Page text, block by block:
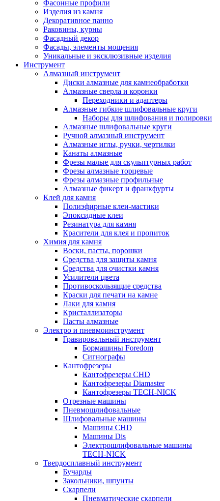
Фасонные профили
Изделия из камня
Декоративное панно
Раковины, курны
Фасадный декор
Фасады, элементы мощения
Уникальные и эксклюзивные изделия
Инструмент
Алмазный инструмент
Диски алмазные для камнеобработки
Алмазные сверла и коронки
Переходники и адаптеры
Алмазные гибкие шлифовальные круги
Наборы для шлифования и полировки
Алмазные шлифовальные круги
Ручной алмазный инструмент
Алмазные иглы, ручки, чертилки
Канаты алмазные
Фрезы малые для скульптурных работ
Фрезы алмазные торцевые
Фрезы алмазные профильные
Алмазные фикерт и франкфурты
Клей для камня
Полиэфирные клеи-мастики
Эпоксидные клеи
Резинатура для камня
Красители для клея и пропиток
Химия для камня
Воски, пасты, порошки
Средства для защиты камня
Средства для очистки камня
Усилители цвета
Противоскользящие средства
Краски для печати на камне
Лаки для камня
Кристаллизаторы
Пасты алмазные
Электро и пневмоинструмент
Гравировальный инструмент
Бормашины Foredom
Сигнографы
Кантофрезеры
Кантофрезеры CHD
Кантофрезеры Diamaster
Кантофрезеры TECH-NICK
Отрезные машины
Пневмошлифовальные
Шлифовальные машины
Машины CHD
Машины Dis
Электрошлифовальные машины
TECH-NICK
Твердосплавный инструмент
Бучарды
Закольники, шпунты
Скарпели
Пневматические скарпели